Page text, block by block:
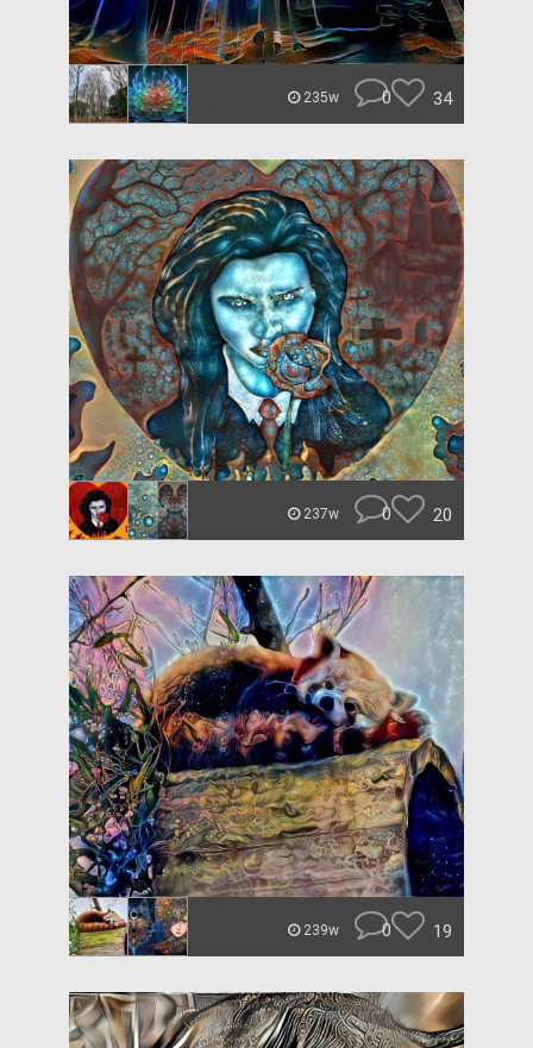
235w 0 34
237w 0 20
239w 0 19